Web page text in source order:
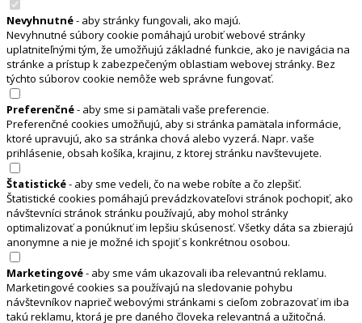
Nevyhnutné- aby stránky fungovali, ako majú.
Nevyhnutné súbory cookie pomáhajú urobiť webové stránky
uplatniteľnými tým, že umožňujú základné funkcie, ako je navigácia na
stránke a prístup k zabezpečeným oblastiam webovej stránky. Bez
týchto súborov cookie nemôže web správne fungovať.
Preferenčné- aby sme si pamätali vaše preferencie.
Preferenčné cookies umožňujú, aby si stránka pamätala informácie,
ktoré upravujú, ako sa stránka chová alebo vyzerá. Napr. vaše
prihlásenie, obsah košíka, krajinu, z ktorej stránku navštevujete.
Štatistické- aby sme vedeli, čo na webe robíte a čo zlepšiť.
Štatistické cookies pomáhajú prevádzkovateľovi stránok pochopiť, ako
návštevníci stránok stránku používajú, aby mohol stránky
optimalizovať a ponúknuť im lepšiu skúsenosť. Všetky dáta sa zbierajú
anonymne a nie je možné ich spojiť s konkrétnou osobou.
Marketingové- aby sme vám ukazovali iba relevantnú reklamu.
Marketingové cookies sa používajú na sledovanie pohybu
návštevníkov naprieč webovými stránkami s cieľom zobrazovať im iba
takú reklamu, ktorá je pre daného človeka relevantná a užitočná.